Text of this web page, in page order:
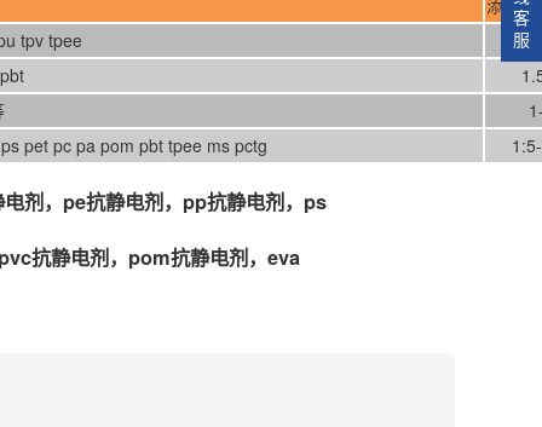
tpv tpee
pet pc pa pom pbt tpee ms pctg
剂，pe抗静电剂，pp抗静电剂，ps
抗静电剂，pom抗静电剂，eva
客
服